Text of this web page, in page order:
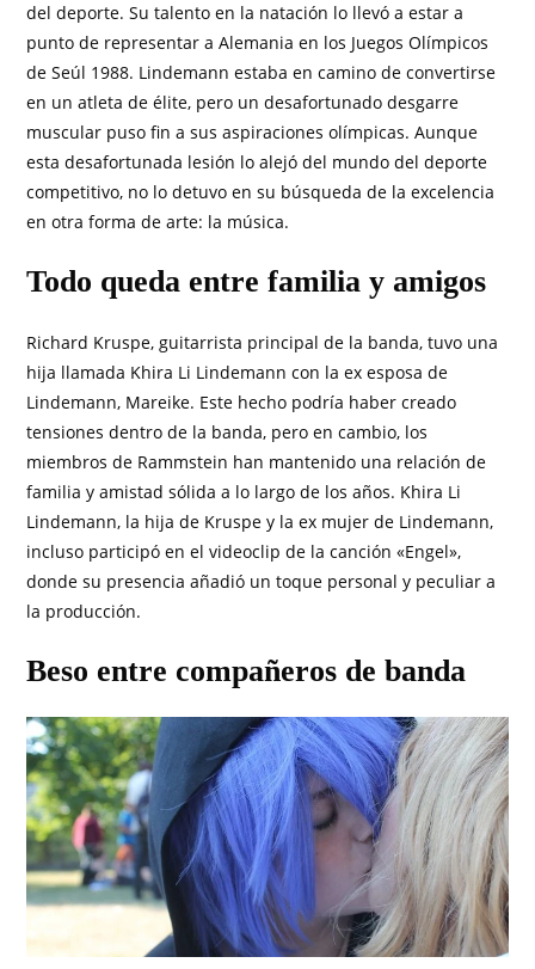
del deporte. Su talento en la natación lo llevó a estar a
punto de representar a Alemania en los Juegos Olímpicos
de Seúl 1988. Lindemann estaba en camino de convertirse
en un atleta de élite, pero un desafortunado desgarre
muscular puso fin a sus aspiraciones olímpicas. Aunque
esta desafortunada lesión lo alejó del mundo del deporte
competitivo, no lo detuvo en su búsqueda de la excelencia
en otra forma de arte: la música.
Todo queda entre familia y amigos
Richard Kruspe, guitarrista principal de la banda, tuvo una
hija llamada Khira Li Lindemann con la ex esposa de
Lindemann, Mareike. Este hecho podría haber creado
tensiones dentro de la banda, pero en cambio, los
miembros de Rammstein han mantenido una relación de
familia y amistad sólida a lo largo de los años. Khira Li
Lindemann, la hija de Kruspe y la ex mujer de Lindemann,
incluso participó en el videoclip de la canción «Engel»,
donde su presencia añadió un toque personal y peculiar a
la producción.
Beso entre compañeros de banda